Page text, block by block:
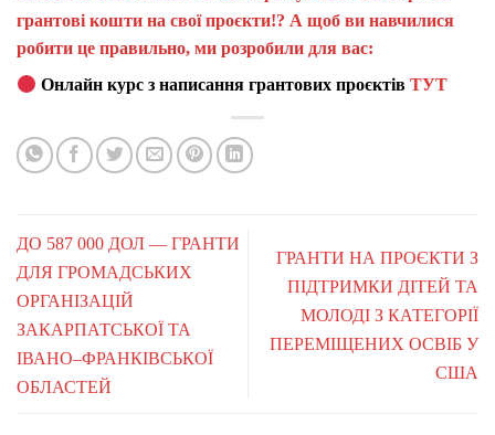
грантові кошти на свої проєкти!? А щоб ви навчилися
робити це правильно, ми розробили для вас:
Онлайн курс з написання грантових проєктівТУТ
ДО 587 000 ДОЛ — ГРАНТИ
ДЛЯ ГРОМАДСЬКИХ
ОРГАНІЗАЦІЙ
ЗАКАРПАТСЬКОЇ ТА
ІВАНО–ФРАНКІВСЬКОЇ
ОБЛАСТЕЙ
ГРАНТИ НА ПРОЄКТИ З
ПІДТРИМКИ ДІТЕЙ ТА
МОЛОДІ З КАТЕГОРІЇ
ПЕРЕМІЩЕНИХ ОСВІБ У
США